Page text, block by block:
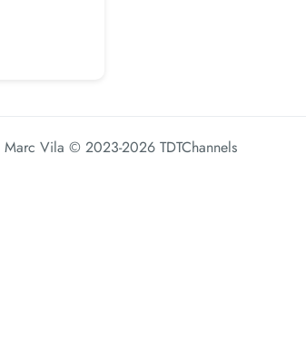
Marc Vila © 2023-2026 TDTChannels